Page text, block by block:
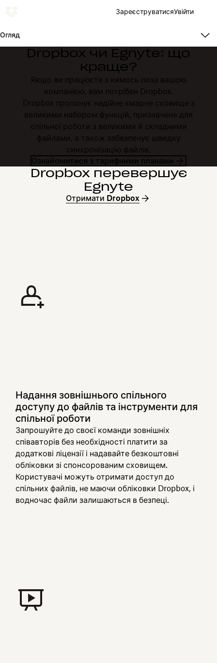
ЗареєструватисяУвійти
Огляд
Dropbox чи Egnyte: що
краще?
Якщо ви працюєте з кимось поза вашою
компанією, вам потрібен Dropbox.
Dropbox пропонує надійне хмарне сховище з
великими набором функцій, призначене для
спільної роботи з великими й складними
файлами, а також забезпечує швидку
синхронізацію файлів.
Ознайомитися з тарифними планами
Dropbox перевершує
Egnyte
Отримати Dropbox
Надання зовнішнього спільного
доступу до файлів та інструменти для
спільної роботи
Запрошуйте до своєї команди зовнішніх
співавторів без необхідності платити за
додаткові ліцензії і надавайте безкоштовні
обліковки зі спонсорованим сховищем.
Користувачі можуть отримати доступ до
спільних файлів, не маючи обліковки Dropbox, і
водночас файли залишаються в безпеці.